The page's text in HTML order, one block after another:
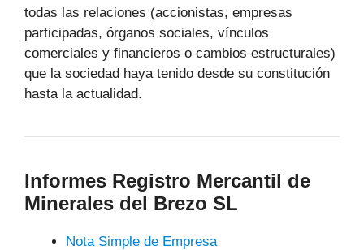
todas las relaciones (accionistas, empresas
participadas, órganos sociales, vínculos
comerciales y financieros o cambios estructurales)
que la sociedad haya tenido desde su constitución
hasta la actualidad.
Informes Registro Mercantil de
Minerales del Brezo SL
Nota Simple de Empresa